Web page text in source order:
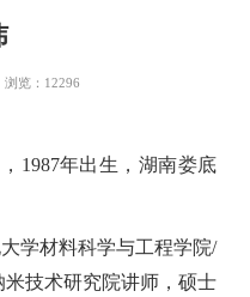
浏览： 12296
1987年出生，湖南娄底
学材料科学与工程学院/
米技术研究院讲师，硕士